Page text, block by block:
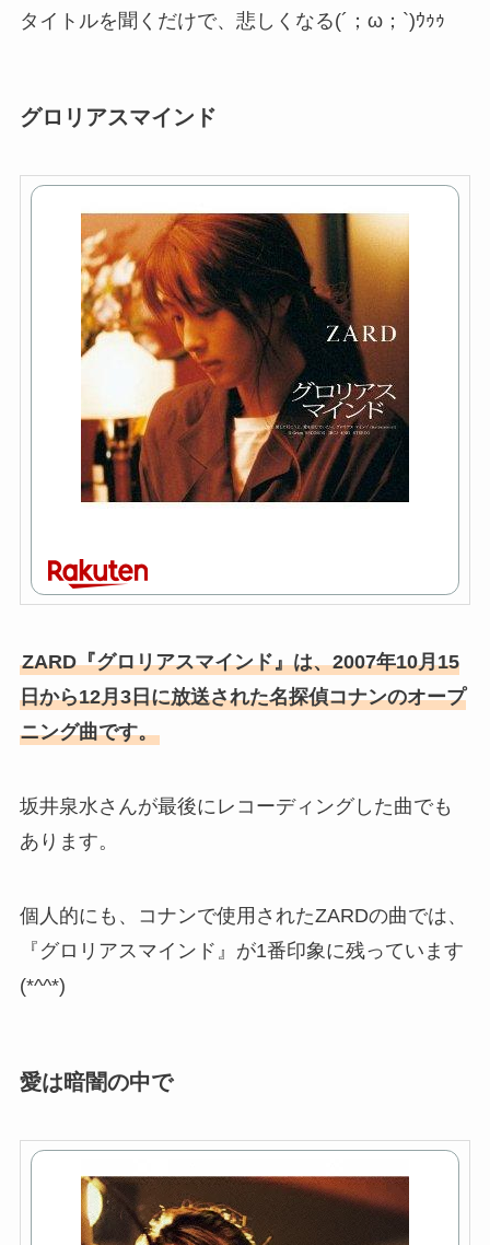
タイトルを聞くだけで、悲しくなる(´；ω；`)ｳｩｩ
グロリアスマインド
ZARD『グロリアスマインド』は、2007年10月15
日から12月3日に放送された名探偵コナンのオープ
ニング曲です。
坂井泉水さんが最後にレコーディングした曲でも
あります。
個人的にも、コナンで使用されたZARDの曲では、
『グロリアスマインド』が1番印象に残っています
(*^^*)
愛は暗闇の中で